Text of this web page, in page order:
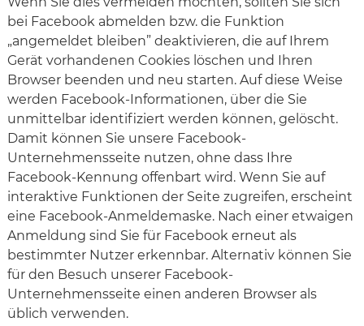
bei Facebook abmelden bzw. die Funktion
„angemeldet bleiben” deaktivieren, die auf Ihrem
Gerät vorhandenen Cookies löschen und Ihren
Browser beenden und neu starten. Auf diese Weise
werden Facebook-Informationen, über die Sie
unmittelbar identifiziert werden können, gelöscht.
Damit können Sie unsere Facebook-
Unternehmensseite nutzen, ohne dass Ihre
Facebook-Kennung offenbart wird. Wenn Sie auf
interaktive Funktionen der Seite zugreifen, erscheint
eine Facebook-Anmeldemaske. Nach einer etwaigen
Anmeldung sind Sie für Facebook erneut als
bestimmter Nutzer erkennbar. Alternativ können Sie
für den Besuch unserer Facebook-
Unternehmensseite einen anderen Browser als
üblich verwenden.